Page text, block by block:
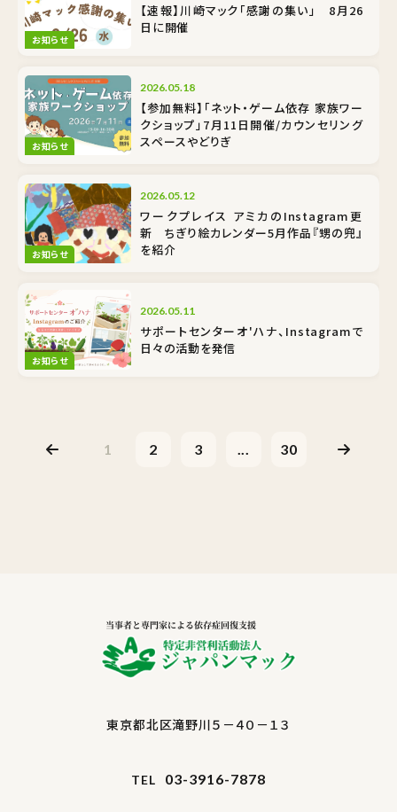
お知らせ
【速報】川崎マック「感謝の集い」 8月26
日に開催
お知らせ
2026.05.18
【参加無料】「ネット・ゲーム依存 家族ワー
クショップ」7月11日開催/カウンセリング
スペースやどりぎ
お知らせ
2026.05.12
ワークプレイス アミカのInstagram更
新 ちぎり絵カレンダー5月作品『甥の兜』
を紹介
お知らせ
2026.05.11
サポートセンターオ'ハナ、Instagramで
日々の活動を発信
1 2 3 ... 30
東京都北区滝野川５－４０－１３
TEL 03-3916-7878